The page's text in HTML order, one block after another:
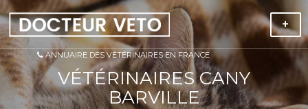
+
ANNUAIRE DES VÉTÉRINAIRES EN FRANCE
VÉTÉRINAIRES CANY
BARVILLE